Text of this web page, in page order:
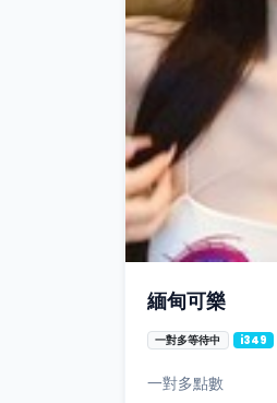
緬甸可樂
一對多等待中 i349
一對多點數